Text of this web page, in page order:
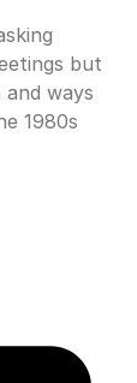
but
ways
1980s